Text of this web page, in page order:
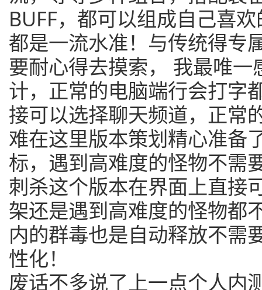
BUFF，都可以组成自己喜
都是一流水准！与传统得专
要耐心得去摸索， 我最唯
计，正常的电脑端行会打字
接可以选择聊天频道，正常
难在这里版本策划精心准备
标，遇到高难度的怪物不需
刺杀这个版本在界面上直接
架还是遇到高难度的怪物都
内的群毒也是自动释放不需
性化！
废话不多说了上一点个人内